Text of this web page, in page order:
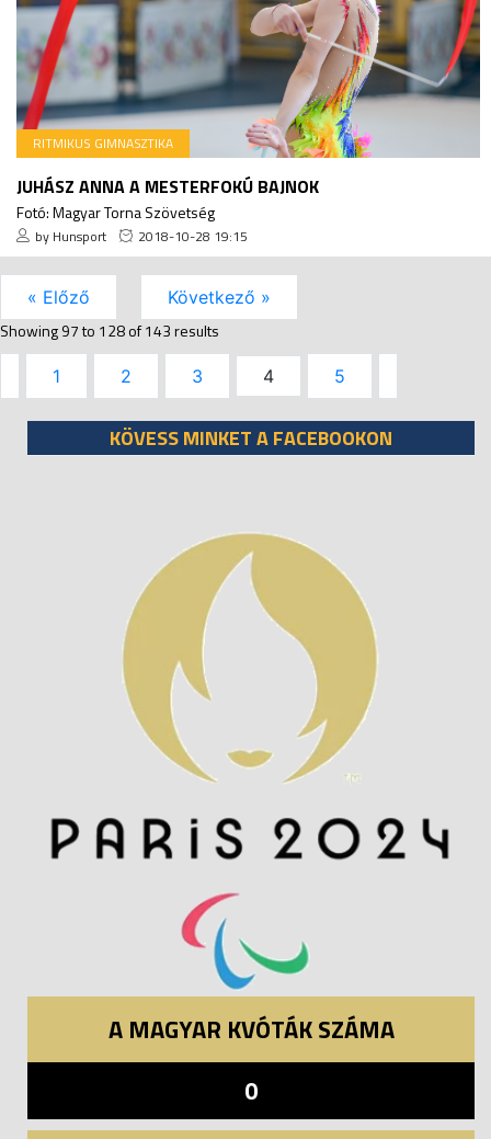
RITMIKUS GIMNASZTIKA
JUHÁSZ ANNA A MESTERFOKÚ BAJNOK
Fotó: Magyar Torna Szövetség
by Hunsport 2018-10-28 19:15
« Előző Következő »
Showing97to 128of143results
1 2 3 4 5
KÖVESS MINKET A FACEBOOKON
A MAGYAR KVÓTÁK SZÁMA
0